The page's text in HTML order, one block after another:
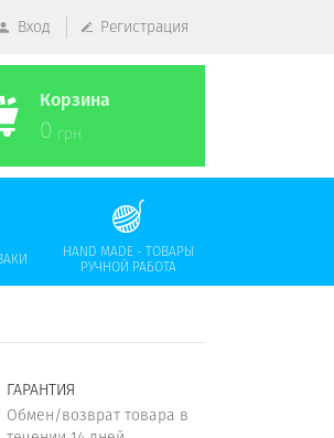
Вход Регистрация
Корзина
0 грн
HAND MADE - ТОВАРЫ
РУЧНОЙ РАБОТА
ГАРАНТИЯ
Обмен/возврат товара в